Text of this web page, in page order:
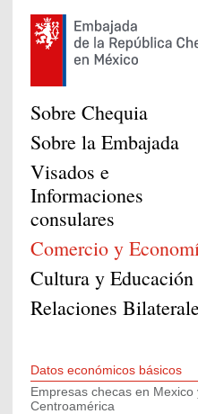
Sobre Chequia
Sobre la Embajada
Visados e
Informaciones
consulares
Comercio y
Cultura y Educación
Relaciones
Datos económicos básicos
Empresas checas en Mexico
Centroamérica